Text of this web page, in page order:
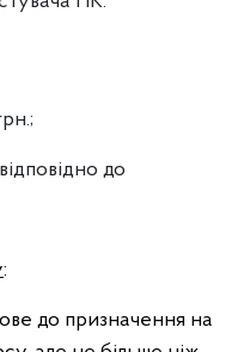
до
:
до призначення на